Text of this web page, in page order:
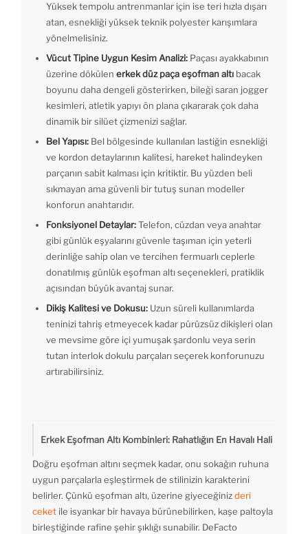
Yüksek tempolu antrenmanlar için ise teri hızla dışarı
atan, esnekliği yüksek teknik polyester karışımlara
yönelmelisiniz.
Vücut Tipine Uygun Kesim Analizi: Paçası ayakkabının
üzerine dökülen erkek düz paça eşofman altı bacak
boyunu daha dengeli gösterirken, bileği saran jogger
kesimleri, atletik yapıyı ön plana çıkararak çok daha
dinamik bir silüet çizmenizi sağlar.
Bel Yapısı: Bel bölgesinde kullanılan lastiğin esnekliği
ve kordon detaylarının kalitesi, hareket halindeyken
parçanın sabit kalması için kritiktir. Bu yüzden beli
sıkmayan ama güvenli bir tutuş sunan modeller
konforun anahtarıdır.
Fonksiyonel Detaylar:Telefon, cüzdan veya anahtar
gibi günlük eşyalarını güvenle taşıman için yeterli
derinliğe sahip olan ve tercihen fermuarlı ceplerle
donatılmış günlük eşofman altı seçenekleri, pratiklik
açısından büyük avantaj sunar.
Dikiş Kalitesi ve Dokusu: Uzun süreli kullanımlarda
teninizi tahriş etmeyecek kadar pürüzsüz dikişleri olan
ve mevsime göre içi yumuşak şardonlu veya serin
tutan interlok dokulu parçaları seçerek konforunuzu
artırabilirsiniz.
Erkek Eşofman Altı Kombinleri: Rahatlığın En Havalı Hali
Doğru eşofman altını seçmek kadar, onu sokağın ruhuna
uygun parçalarla eşleştirmek de stilinizin karakterini
belirler. Çünkü eşofman altı, üzerine giyeceğinizderi
ceket ile isyankar bir havaya bürünebilirken, kaşe paltoyla
birleştiğinde rafine şehir şıklığı sunabilir. DeFacto